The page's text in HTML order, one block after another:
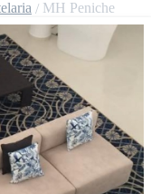
MH Peniche